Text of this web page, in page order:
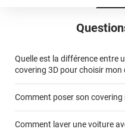
Quelle est la différence entre
covering 3D pour choisir mon
covering 2D
Comment poser son covering
Comment laver une voiture